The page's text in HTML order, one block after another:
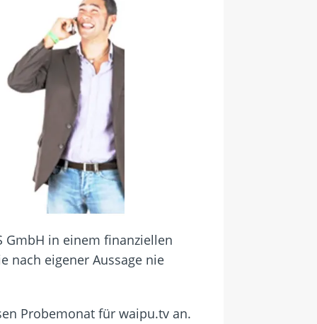
GmbH in einem finanziellen
nach eigener Aussage nie
Probemonat für waipu.tv an.